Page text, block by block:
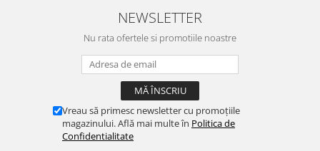
NEWSLETTER
Nu rata ofertele si promotiile noastre
Vreau să primesc newsletter cu promoțiile
magazinului. Află mai multe în Politica de
Confidentialitate